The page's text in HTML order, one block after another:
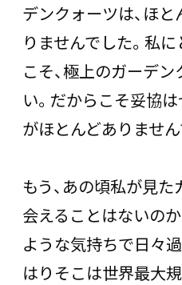
デンクォーツは、ほ
りませんでした。私
こそ、極上のガーデ
い。だからこそ妥協
がほとんどありません
もう、あの頃私が見
会えることはないの
ような気持ちで日々
はりそこは世界最大